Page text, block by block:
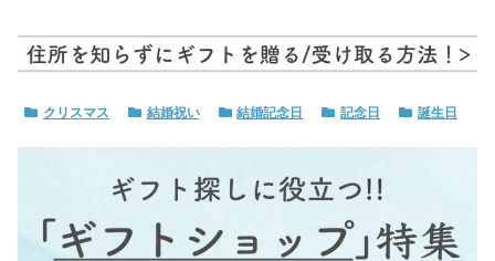
クリスマス 結婚祝い 結婚記念日 記念日 誕生日